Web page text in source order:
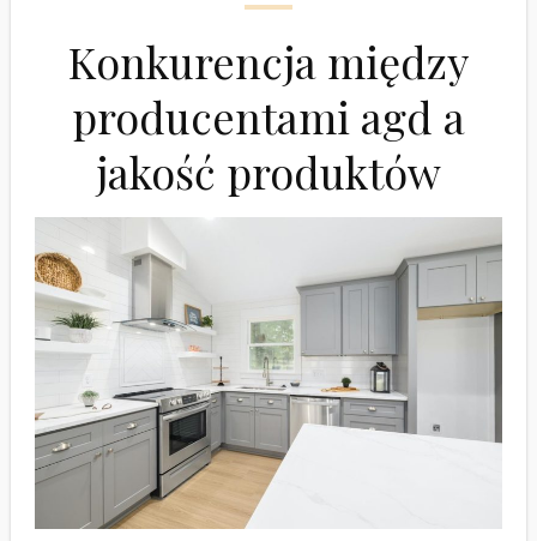
Konkurencja między
producentami agd a
jakość produktów